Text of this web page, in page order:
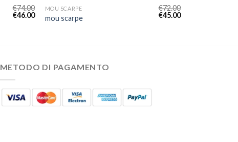
€74.00
€46.00
MOU SCARPE
mou scarpe
€72.00
€45.00
METODO DI PAGAMENTO